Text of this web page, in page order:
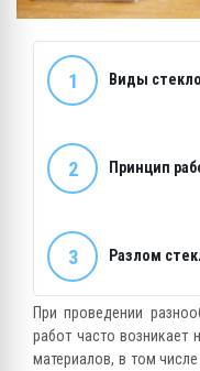
1 Виды
2 Принцип
3 Разлом
При проведении
работ часто возникает
материалов, в том